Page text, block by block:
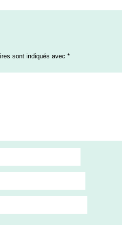
sont indiqués avec*